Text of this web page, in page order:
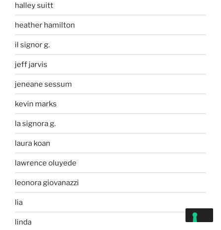
halley suitt
heather hamilton
il signor g.
jeff jarvis
jeneane sessum
kevin marks
la signora g.
laura koan
lawrence oluyede
leonora giovanazzi
lia
linda